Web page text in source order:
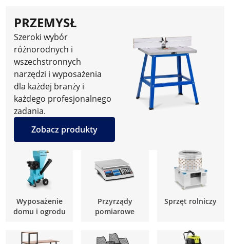
PRZEMYSŁ
Szeroki wybór
różnorodnych i
wszechstronnych
narzędzi i wyposażenia
dla każdej branży i
każdego profesjonalnego
zadania.
Zobacz produkty
Wyposażenie
domu i ogrodu
Przyrządy
pomiarowe
Sprzęt rolniczy